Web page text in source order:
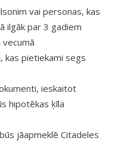
vai personas, kas
ilgāk par 3 gadiem
kas pietiekami segs
ieskaitot
hipotēkas ķīla
jāapmeklē Citadeles